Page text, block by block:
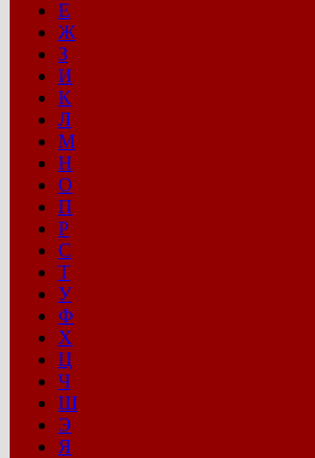
Е
Ж
З
И
К
Л
М
Н
О
П
Р
С
Т
У
Ф
Х
Ц
Ч
Ш
Э
Я